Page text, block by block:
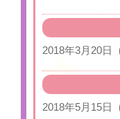
2018年3月20日
2018年5月15日